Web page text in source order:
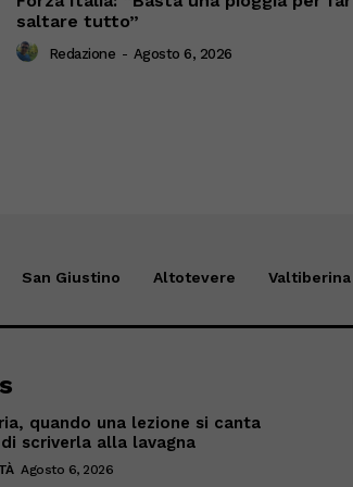
saltare tutto”
Redazione - Agosto 6, 2026
San Giustino Altotevere Valtiberina
quando una lezione si canta
scriverla alla lavagna
Agosto 6, 2026